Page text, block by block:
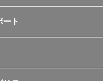
カー
ー・バッグ
トル
フレシピ
レシピ
ーカーレシピ
紹介
ート
購入方法
販売状況を調べる